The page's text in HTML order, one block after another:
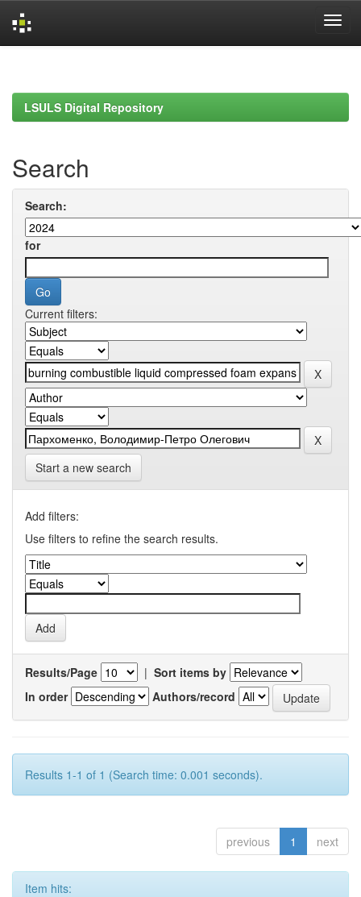
LSULS Digital Repository
Search
Search:
for
Current filters:
Start a new search
Add filters:
Use filters to refine the search results.
Results/Page | Sort items by
In order
Authors/record
Results 1-1 of 1 (Search time: 0.001 seconds).
previous 1 next
Item hits: